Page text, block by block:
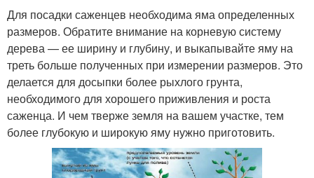
Для посадки саженцев необходима яма определенных
размеров. Обратите внимание на корневую систему
дерева — ее ширину и глубину, и выкапывайте яму на
треть больше полученных при измерении размеров. Это
делается для досыпки более рыхлого грунта,
необходимого для хорошего приживления и роста
саженца. И чем тверже земля на вашем участке, тем
более глубокую и широкую яму нужно приготовить.